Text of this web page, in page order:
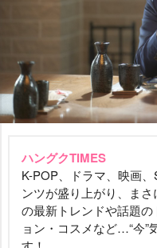
ハングクTIMES
K-POP、ドラマ、映画
ンツが盛り上がり、ま
の最新トレンドや話題
ョン・コスメなど…“今”